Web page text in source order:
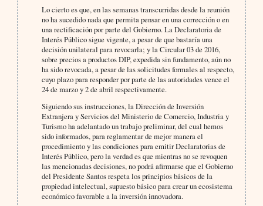
Lo cierto es que, en las semanas transcurridas desde la reunión
no ha sucedido nada que permita pensar en una corrección o en
una rectificación por parte del Gobierno. La Declaratoria de
Interés Público sigue vigente, a pesar de que bastaría una
decisión unilateral para revocarla; y la Circular 03 de 2016,
sobre precios a productos DIP, expedida sin fundamento, aún no
ha sido revocada, a pesar de las solicitudes formales al respecto,
cuyo plazo para responder por parte de las autoridades vence el
24 de marzo y 2 de abril respectivamente.
Siguiendo sus instrucciones, la Dirección de Inversión
Extranjera y Servicios del Ministerio de Comercio, Industria y
Turismo ha adelantado un trabajo preliminar, del cual hemos
sido informados, para reglamentar de mejor manera el
procedimiento y las condiciones para emitir Declaratorias de
Interés Público, pero la verdad es que mientras no se revoquen
las mencionadas decisiones, no podrá afirmarse que el Gobierno
del Presidente Santos respeta los principios básicos de la
propiedad intelectual, supuesto básico para crear un ecosistema
económico favorable a la inversión innovadora.